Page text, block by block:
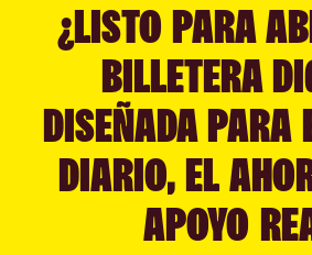
¿LISTO PARA
BILLETERA
DISEÑADA PARA
DIARIO, EL
APOYO